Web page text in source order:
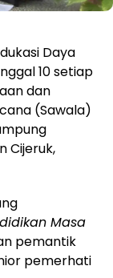
Daya
10 setiap
dan
(Sawala)
Cijeruk,
Masa
pemantik
pemerhati